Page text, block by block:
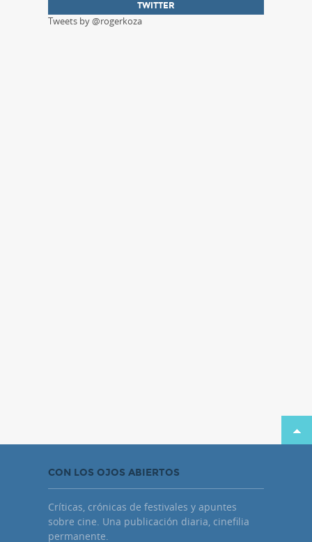
TWITTER
Tweets by @rogerkoza
CON LOS OJOS ABIERTOS
Críticas, crónicas de festivales y apuntes
sobre cine. Una publicación diaria, cinefilia
permanente.